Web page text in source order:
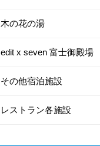
木の花の湯
edit x seven 富士御殿場
その他宿泊施設
レストラン各施設